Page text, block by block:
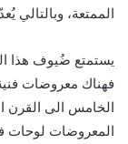
الممتعة، وبالتالي
يستمتع ضُيوف هذا
فهناك معروضات
الخامس الى
المعروضات لوحات